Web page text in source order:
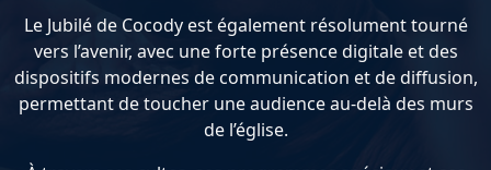
Le Jubilé de Cocody est également résolument tourné
vers l’avenir, avec une forte présence digitale et des
dispositifs modernes de communication et de diffusion,
permettant de toucher une audience au-delà des murs
de l’église.